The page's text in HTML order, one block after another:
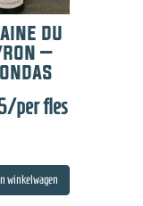
du
–
/per fles
winkelwagen